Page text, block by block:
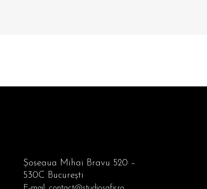
Șoseaua Mihai Bravu 520 –
530C București